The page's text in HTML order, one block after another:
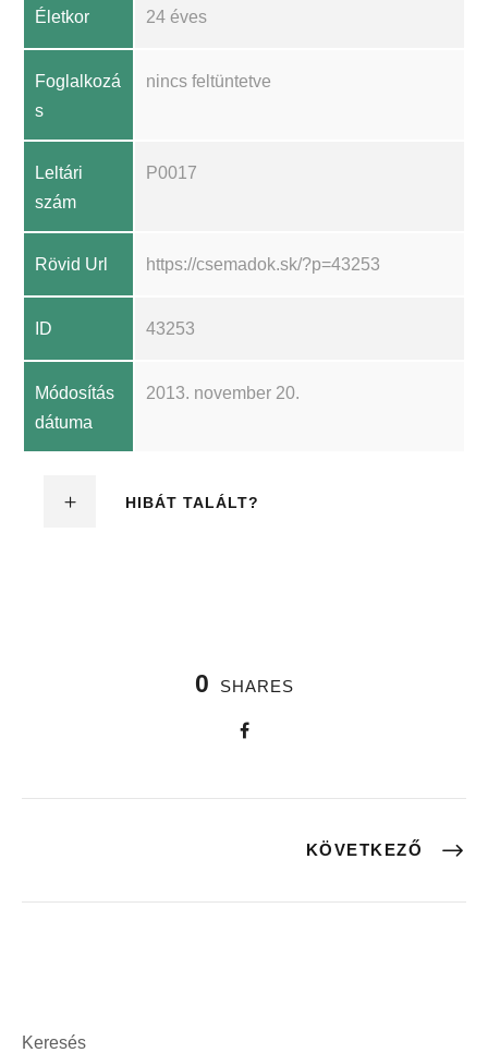
Életkor 24 éves
Foglalkozá
s
nincs feltüntetve
Leltári
szám
P0017
Rövid Url https://csemadok.sk/?p=43253
ID 43253
Módosítás
dátuma
2013. november 20.
HIBÁT TALÁLT?
0 SHARES
KÖVETKEZŐ
Keresés